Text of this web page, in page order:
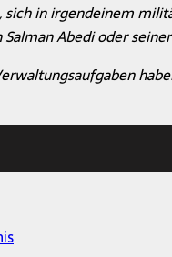
in irgendeinem
Abedi oder